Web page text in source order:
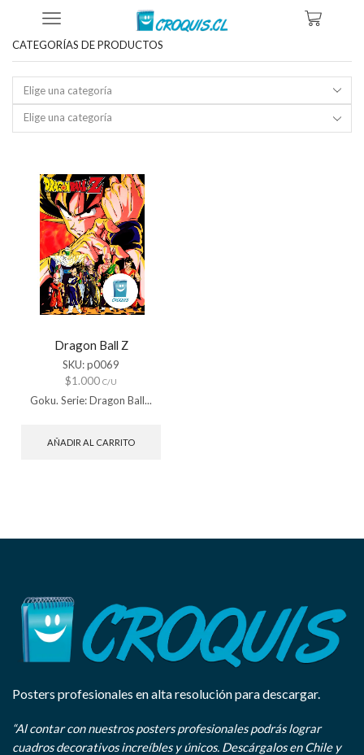
Tienda
Productos Etiquetados “descargar Dragon Ball Z”
CATEGORÍAS DE PRODUCTOS
Elige una categoría
Dragon Ball Z
SKU:p0069
$1.000 C/U
Goku. Serie: Dragon Ball...
AÑADIR AL CARRITO
Posters profesionales en alta resolución para descargar.
“Al contar con nuestros posters profesionales podrás lograr
cuadros decorativos increíbles y únicos. Descárgalos en Chile y